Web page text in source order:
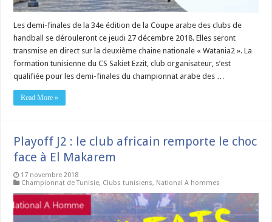
Les demi-finales de la 34e édition de la Coupe arabe des clubs de
handball se dérouleront ce jeudi 27 décembre 2018. Elles seront
transmise en direct sur la deuxième chaine nationale « Watania2 ». La
formation tunisienne du CS Sakiet Ezzit, club organisateur, s’est
qualifiée pour les demi-finales du championnat arabe des …
Read More »
Playoff J2 : le club africain remporte le choc
face à El Makarem
17 novembre 2018
Championnat de Tunisie, Clubs tunisiens, National A hommes